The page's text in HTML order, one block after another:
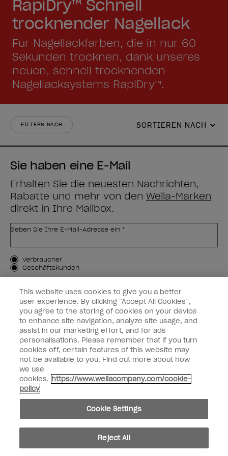
RapiDry™ Schnell
trocknender Nagellack
Für Nagellackfarben, die in nur 60
Sekunden trocknen, dank unseres
neuen, schnell trocknenden
Nagellacksystems RapiDry™.
FILTERN NACH SORTIEREN NACH
Sie haben eine E-Mail
Erhalten Sie die neuesten Nachrichten,
Rabatte und mehr von den Wella-Marken
direkt in Ihre Mailbox.
Geben Sie Ihre E-Mail-Adresse ein *
Kundenart
Verbraucher
Geschäftskunden
MICH ANMELDEN
Kundeninformationen
OPI & Sie
instagramfacebook
Copyright 2026, Wella Operations US LLC. Alle Rechte vorbehalten.
This website uses cookies to give you a better
user experience. By clicking “Accept All Cookies”,
you agree to the storing of cookies on your device
to enhance site navigation, analyze site usage, and
assist in our marketing effort, and for ads
personalisations. Please remember that if you turn
cookies off, certain features of this website may
not be available to you. Find out more about how
we use
cookies. https://www.wellacompany.com/cookie-
policy
Cookie Settings
Reject All